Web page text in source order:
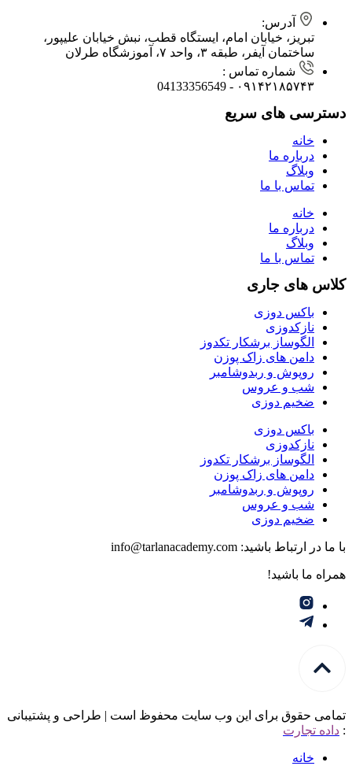
آدرس:
تبریز، خیابان امام، ایستگاه قطب، نبش خیابان علیپور،
ساختمان آیفر، طبقه ۳، واحد ۷، آموزشگاه طرلان
شماره تماس :
۰۹۱۴۲۱۸۵۷۴۳ - 04133356549
دسترسی های سریع
خانه
درباره ما
وبلاگ
تماس با ما
خانه
درباره ما
وبلاگ
تماس با ما
کلاس های جاری
باکس دوزی
نازکدوزی
الگوساز برشکار تکدوز
دامن های زاک پوزن
روپوش و ربدوشامبر
شب و عروس
ضخیم دوزی
باکس دوزی
نازکدوزی
الگوساز برشکار تکدوز
دامن های زاک پوزن
روپوش و ربدوشامبر
شب و عروس
ضخیم دوزی
با ما در ارتباط باشید: info@tarlanacademy.com
همراه ما باشید!
تمامی حقوق برای این وب سایت محفوظ است | طراحی و پشتیبانی
: داده تجارت
خانه